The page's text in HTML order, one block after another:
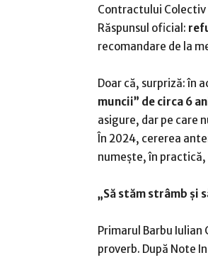
Contractului Colectiv
Răspunsul oficial:
recomandare de la
Doar că, surpriză: în
muncii” de circa 6
asigure, dar pe care
În 2024, cererea
numește, în
„Să stăm strâmb și
Primarul Barbu Iulian
proverb. După Note